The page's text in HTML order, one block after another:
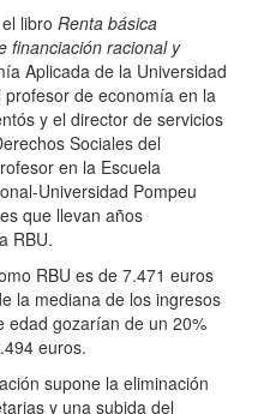
libro Renta básica
financiación racional y
Aplicada de la Universidad
de economía en la
y el director de servicios
Sociales del
en la Escuela
Universidad Pompeu
que llevan años
RBU.
RBU es de 7.471 euros
la mediana de los ingresos
edad gozarían de un 20%
euros.
supone la eliminación
y una subida del